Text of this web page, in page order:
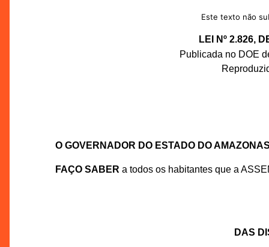
Este texto não
LEI Nº 2.826,
Publicada no DOE
O GOVERNADOR DO ESTADO DO
FAÇO SABER a todos os habitantes que a
DAS